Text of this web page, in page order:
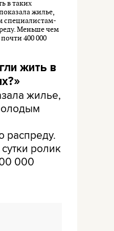
жить в
жилье,
распреду.
ролик
000